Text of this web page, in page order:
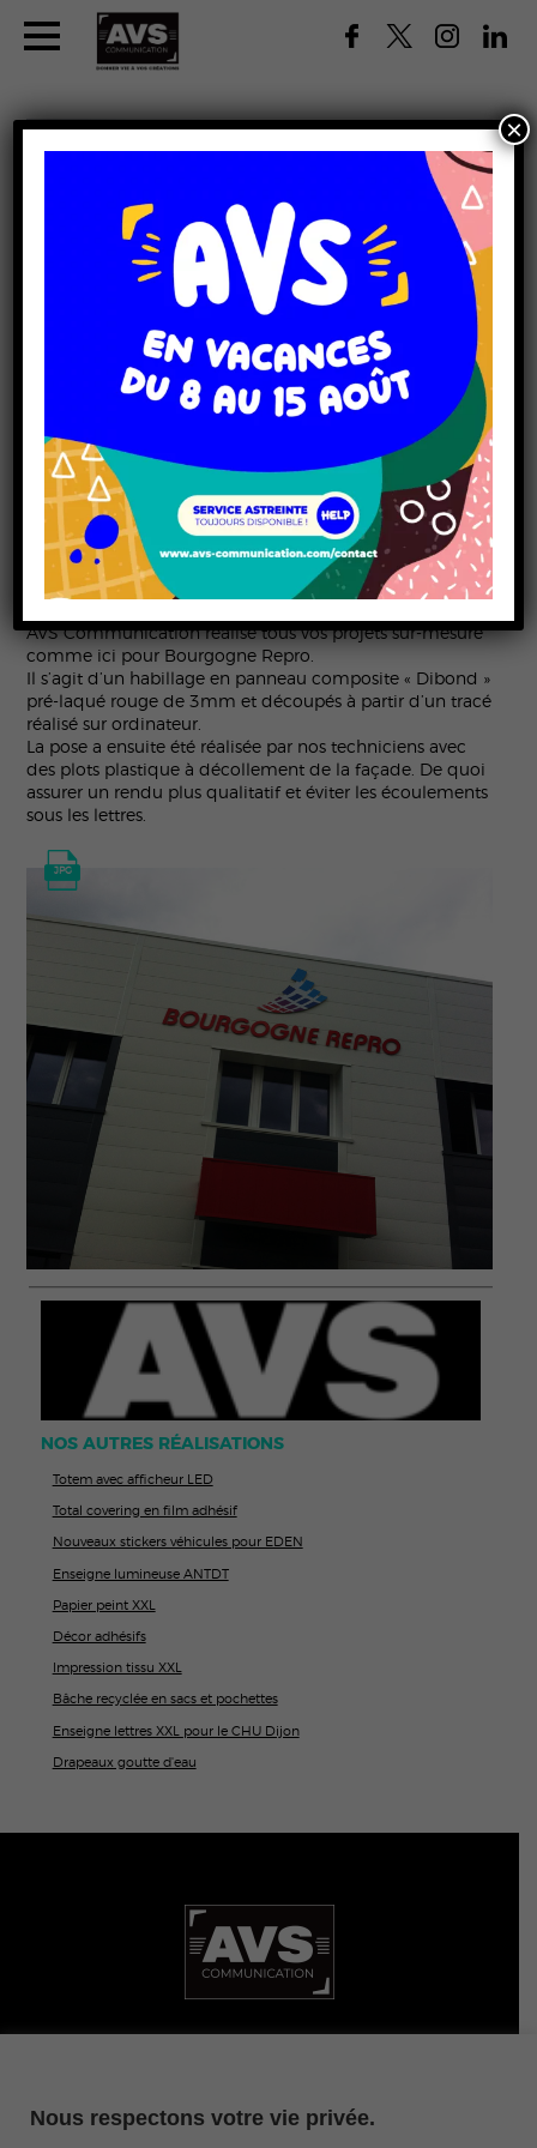
ENSEIGNE LETTRES POUR
FAÇADE
AVS Communication réalise tous vos projets sur-mesure
comme ici pour Bourgogne Repro.
Il s’agit d’un habillage en panneau composite « Dibond »
pré-laqué rouge de 3mm et découpés à partir d’un tracé
réalisé sur ordinateur.
La pose a ensuite été réalisée par nos techniciens avec
des plots plastique à décollement de la façade. De quoi
assurer un rendu plus qualitatif et éviter les écoulements
sous les lettres.
NOS AUTRES RÉALISATIONS
Totem avec afficheur LED
Total covering en film adhésif
Nouveaux stickers véhicules pour EDEN
Enseigne lumineuse ANTDT
Papier peint XXL
Décor adhésifs
Impression tissu XXL
Bâche recyclée en sacs et pochettes
Enseigne lettres XXL pour le CHU Dijon
Drapeaux goutte d'eau
Nous respectons votre vie privée.
×